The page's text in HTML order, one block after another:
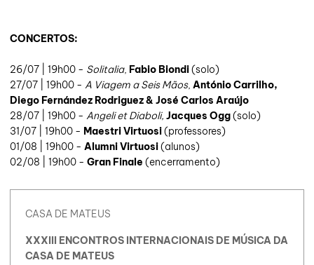
CONCERTOS:
26/07 | 19h00 - Solitalia, Fabio Biondi(solo)
27/07 | 19h00 - A Viagem a Seis Mãos, António Carrilho,
Diego Fernández Rodriguez & José Carlos Araújo
28/07 | 19h00 - Angeli et Diaboli, Jacques Ogg(solo)
31/07
| 19h00 - Maestri Virtuosi(professores)
01/08 | 19h00 - Alumni Virtuosi(alunos)
02/08 | 19h00 - Gran Finale (encerramento)
CASA DE MATEUS
XXXIII ENCONTROS INTERNACIONAIS DE MÚSICA DA
CASA DE MATEUS